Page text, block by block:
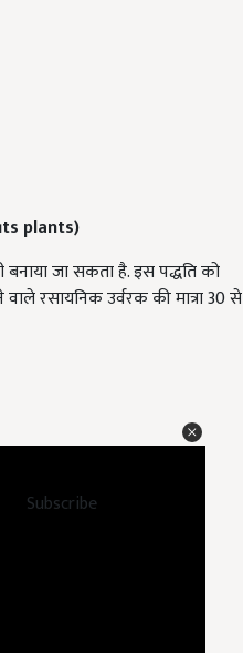
Subscribe
plants)
जा सकता है. इस पद्धति को
रसायनिक उर्वरक की मात्रा 30 से